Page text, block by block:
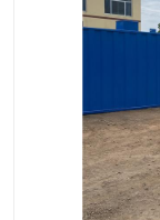
诊所门诊污水
养殖污水处理
一体化污水处
医院辐射污水